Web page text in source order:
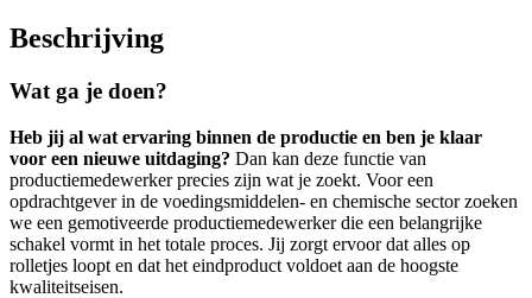
Beschrijving
Wat ga je doen?
Heb jij al wat ervaring binnen de productie en ben je klaar
voor een nieuwe uitdaging? Dan kan deze functie van
productiemedewerker precies zijn wat je zoekt. Voor een
opdrachtgever in de voedingsmiddelen- en chemische sector zoeken
we een gemotiveerde productiemedewerker die een belangrijke
schakel vormt in het totale proces. Jij zorgt ervoor dat alles op
rolletjes loopt en dat het eindproduct voldoet aan de hoogste
kwaliteitseisen.